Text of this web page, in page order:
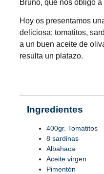
Bruno, que nos obligó
Hoy os presentamos
deliciosa; tomatitos,
a un buen aceite de
resulta un platazo.
Ingredientes
400gr. Tomatitos
8 sardinas
Albahaca
Aceite virgen
Pimentón